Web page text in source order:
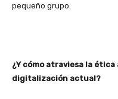
pequeño grupo.
¿Y cómo atraviesa la
digitalización actual?